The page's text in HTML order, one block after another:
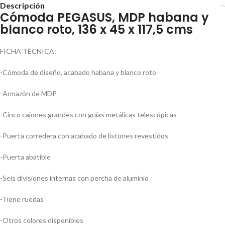
Descripción
Cómoda PEGASUS, MDP habana y
blanco roto, 136 x 45 x 117,5 cms
FICHA TÉCNICA:
-Cómoda de diseño, acabado habana y blanco roto
-Armazón de MDP
-Cinco cajones grandes con guías metálicas telescópicas
-Puerta corredera con acabado de listones revestidos
-Puerta abatible
-Seis divisiones internas con percha de aluminio
-Tiene ruedas
-Otros colores disponibles